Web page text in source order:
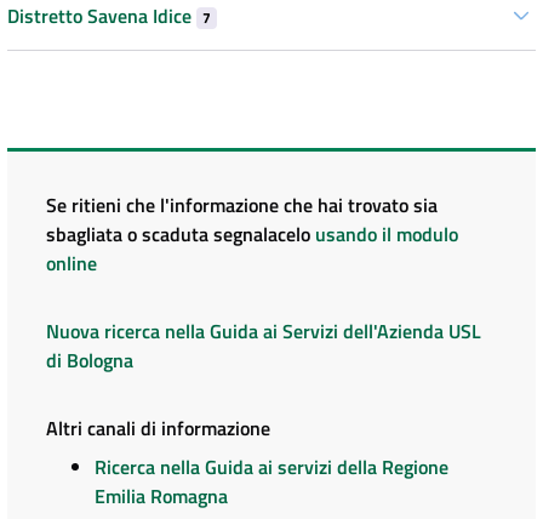
Distretto Savena Idice 7
Se ritieni che l'informazione che hai trovato sia
sbagliata o scaduta segnalacelo usando il modulo
online
Nuova ricerca nella Guida ai Servizi dell'Azienda USL
di Bologna
Altri canali di informazione
Ricerca nella Guida ai servizi della Regione
Emilia Romagna